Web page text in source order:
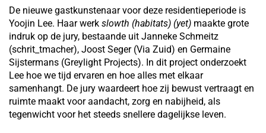
De nieuwe gastkunstenaar voor deze residentieperiode is
Yoojin Lee. Haar werk slowth (habitats) (yet) maakte grote
indruk op de jury, bestaande uit Janneke Schmeitz
(schrit_tmacher), Joost Seger (Via Zuid) en Germaine
Sijstermans (Greylight Projects). In dit project onderzoekt
Lee hoe we tijd ervaren en hoe alles met elkaar
samenhangt. De jury waardeert hoe zij bewust vertraagt en
ruimte maakt voor aandacht, zorg en nabijheid, als
tegenwicht voor het steeds snellere dagelijkse leven.